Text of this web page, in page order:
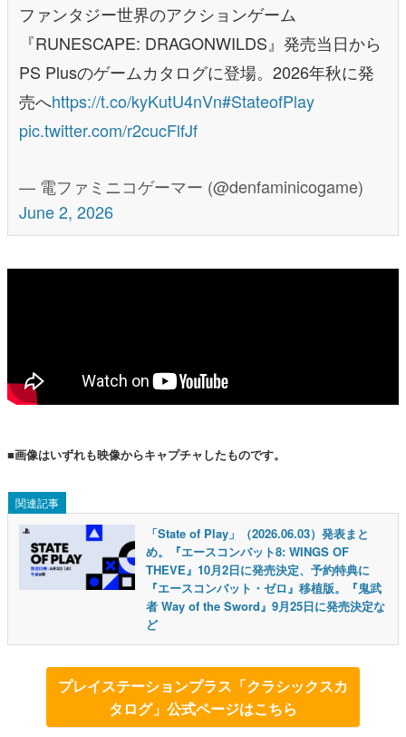
ファンタジー世界のアクションゲーム
『RUNESCAPE: DRAGONWILDS』発売当日から
PS Plusのゲームカタログに登場。2026年秋に発
売へhttps://t.co/kyKutU4nVn#StateofPlay
pic.twitter.com/r2cucFlfJf
— 電ファミニコゲーマー (@denfaminicogame)
June 2, 2026
■画像はいずれも映像からキャプチャしたものです。
関連記事
「State of Play」（2026.06.03）発表まと
め。『エースコンバット8: WINGS OF
THEVE』10月2日に発売決定、予約特典に
『エースコンバット・ゼロ』移植版。『鬼武
者 Way of the Sword』9月25日に発売決定な
ど
プレイステーションプラス「クラシックスカ
タログ」公式ページはこちら